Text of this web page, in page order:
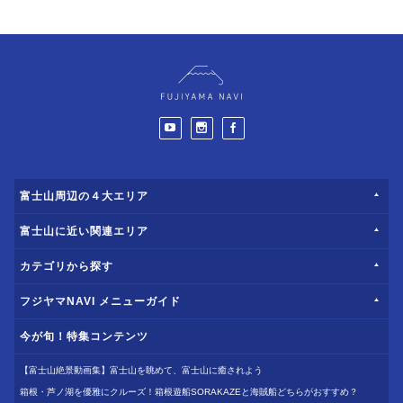
富士山周辺の４大エリア
富士山に近い関連エリア
カテゴリから探す
フジヤマNAVI メニューガイド
今が旬！特集コンテンツ
【富士山絶景動画集】富士山を眺めて、富士山に癒されよう
箱根・芦ノ湖を優雅にクルーズ！箱根遊船SORAKAZEと海賊船どちらがおすすめ？